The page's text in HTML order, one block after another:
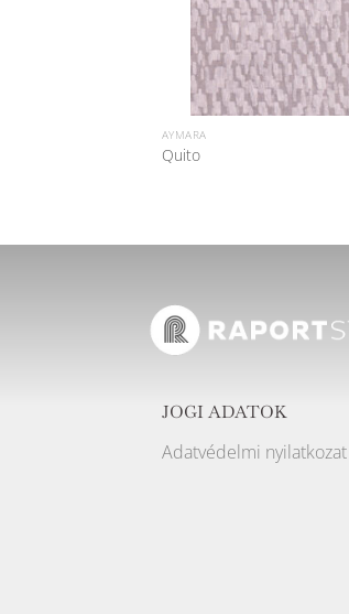
AYMARA
Quito
JOGI ADATOK
Adatvédelmi nyilatkozat